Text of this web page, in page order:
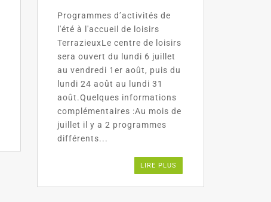
Programmes d’activités de
l'été à l'accueil de loisirs
TerrazieuxLe centre de loisirs
sera ouvert du lundi 6 juillet
au vendredi 1er août, puis du
lundi 24 août au lundi 31
août.Quelques informations
complémentaires :Au mois de
juillet il y a 2 programmes
différents...
LIRE PLUS